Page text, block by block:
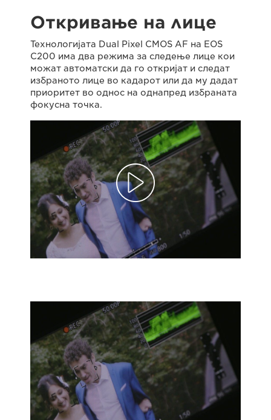
Откривање на лице
Технологијата Dual Pixel CMOS AF на EOS
C200 има два режима за следење лице кои
можат автоматски да го откријат и следат
избраното лице во кадарот или да му дадат
приоритет во однос на однапред избраната
фокусна точка.